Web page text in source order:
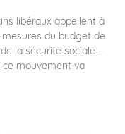
libéraux appellent à
du budget de
la sécurité sociale –
ce mouvement va